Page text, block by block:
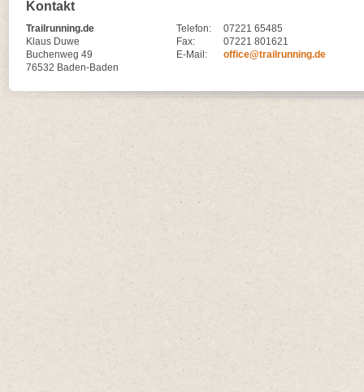
Kontakt
Trailrunning.de
Klaus Duwe
Buchenweg 49
76532 Baden-Baden
Telefon:
07221 65485
Fax:
07221 801621
E-Mail:
office@trailrunning.de